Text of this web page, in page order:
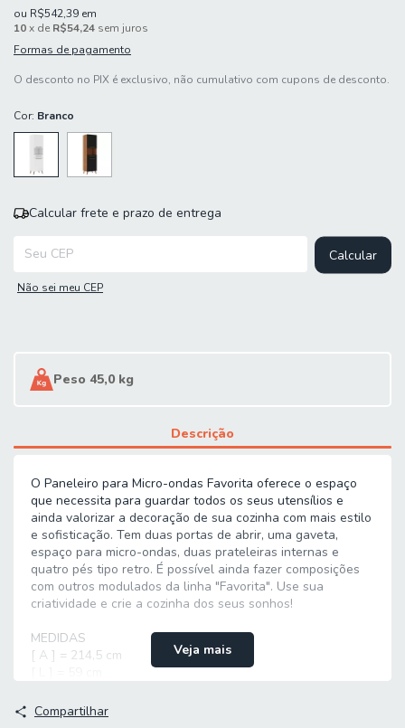
ou R$542,39 em
10x de R$54,24 sem juros
Formas de pagamento
O desconto no PIX é exclusivo, não cumulativo com cupons de desconto.
Cor: Branco
Calcular frete e prazo de entrega
Calcular
Não sei meu CEP
Peso 45,0 kg
Descrição
O Paneleiro para Micro-ondas Favorita oferece o espaço
que necessita para guardar todos os seus utensílios e
ainda valorizar a decoração de sua cozinha com mais estilo
e sofisticação. Tem duas portas de abrir, uma gaveta,
espaço para micro-ondas, duas prateleiras internas e
quatro pés tipo retro. É possível ainda fazer composições
com outros modulados da linha "Favorita". Use sua
criatividade e crie a cozinha dos seus sonhos!
MEDIDAS
[ A ] = 214,5 cm
MEDIDAS NICHO:
Veja mais
Compartilhar